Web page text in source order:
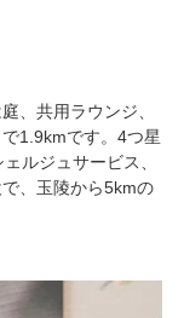
、共用ラウンジ、
1.9kmです。4つ星
ルジュサービス、
、玉陵から5kmの